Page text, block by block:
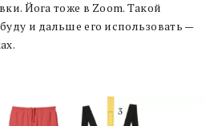
Йога тоже в Zoom. Такой
и дальше его использовать —